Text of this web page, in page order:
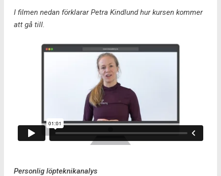
I filmen nedan förklarar Petra Kindlund hur kursen kommer
att gå till.
Personlig löpteknikanalys